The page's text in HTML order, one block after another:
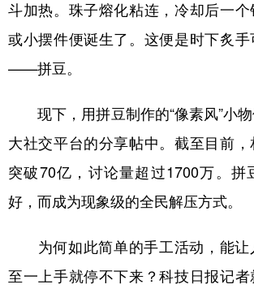
地方频道
北京
山东 河南 湖北
广东 广西 海南
陕西 甘肃 青海
斗加热。珠子熔化粘连，冷却后一
或小摆件便诞生了。这便是时下炙
——拼豆。
现下，用拼豆制作的“像素风”小
大社交平台的分享帖中。截至目前
突破70亿，讨论量超过1700万。拼
好，而成为现象级的全民解压方式。
为何如此简单的手工活动，能让
至一上手就停不下来？科技日报记